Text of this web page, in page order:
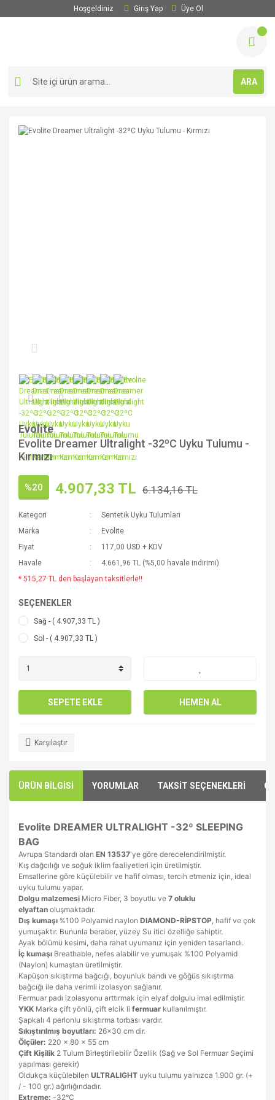
Hoşgeldiniz Giriş Yap Üye Ol
ARA
Evolite
Evolite Dreamer Ultralight -32ºC Uyku Tulumu -
Kırmızı
%20 4.907,33 TL 6.134,16 TL
Kategori
Sentetik Uyku Tulumları
Marka
Evolite
Fiyat
117,00 USD + KDV
Havale
4.661,96 TL (%5,00 havale indirimi)
* 515,27 TL den başlayan taksitlerle!!
SEÇENEKLER
Sağ - ( 4.907,33 TL )
Sol - ( 4.907,33 TL )
SEPETE EKLE HEMEN AL
Karşılaştır
ÜRÜN BİLGİSİ YORUMLAR TAKSİT SEÇENEKLERİ
Evolite DREAMER ULTRALIGHT -32º SLEEPING
BAG
Avrupa Standardı olan EN 13537'ye göre derecelendirilmiştir.
Kış dağcılığı ve soğuk iklim faaliyetleri için üretilmiştir.
Emsallerine göre küçülebilir ve hafif olması, tercih etmeniz için, ideal
uyku tulumu yapar.
Dolgu malzemesi Micro Fiber, 3 boyutlu ve 7 oluklu
elyaftan oluşmaktadır.
Dış kumaşı %100 Polyamid naylon DIAMOND-RİPSTOP, hafif ve çok
yumuşaktır. Bununla beraber, yüzey Su itici özelliğe sahiptir.
Ayak bölümü kesimi, daha rahat uyumanız için yeniden tasarlandı.
İç kumaşı Breathable, nefes alabilir ve yumuşak %100 Polyamid
(Naylon) kumaştan üretilmiştir.
Kapüşon sıkıştırma bağcığı, boyunluk bandı ve göğüs sıkıştırma
bağcığı ile daha verimli izolasyon sağlanır.
Fermuar padı izolasyonu arttırmak için elyaf dolgulu imal edilmiştir.
YKK Marka çift yönlü, çift elcik li fermuar kullanılmıştır.
Şapkalı 4 perlonlu sıkıştırma torbası vardır.
Sıkıştırılmış boyutları: 26x30 cm dir.
Ölçüler: 220 x 80 x 55 cm
Çift Kişilik 2 Tulum Birleştirilebilir Özellik (Sağ ve Sol Fermuar Seçimi
yapılması gerekir)
Oldukça küçülebilen ULTRALIGHT uyku tulumu yalnızca 1.900 gr. (+
/ - 100 gr.) ağırlığındadır.
Extreme: -32°C